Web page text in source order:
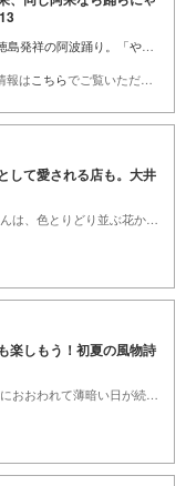
報はこちらでご覧いただけます。
して愛される店も。大井
楽しもう！初夏の風物詩